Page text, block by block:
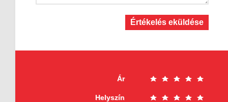
Értékelés eküldése
Ár
Helyszín